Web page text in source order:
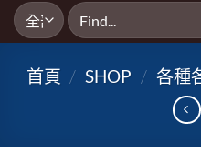
搜
尋
鍵
首頁 / SHOP / 各種